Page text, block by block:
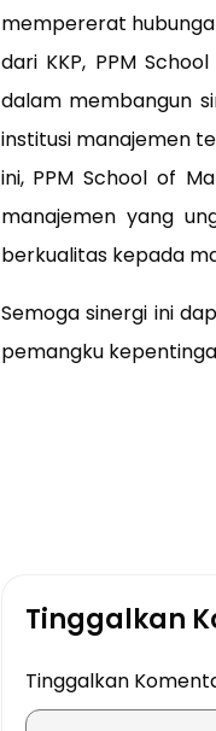
mempererat
dari KKP, PPM
dalam membangun
institusi manajemen
ini, PPM School of
manajemen yang
berkualitas kepada
Semoga sinergi ini
pemangku
Tinggalkan
Tinggalkan